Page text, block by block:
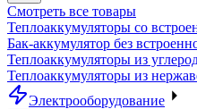
Смотреть все товары
Теплоаккумуляторы со
Бак-аккумулятор без
Теплоаккумуляторы из
Теплоаккумуляторы из
Электрооборудование